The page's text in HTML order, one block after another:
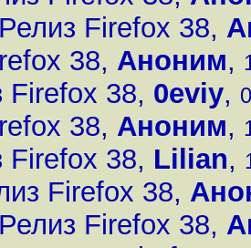
Релиз Firefox 38,
38, Аноним,
Firefox 38, 0eviy,
38, Аноним,
Firefox 38, Lilian,
Firefox 38,
Релиз Firefox 38,